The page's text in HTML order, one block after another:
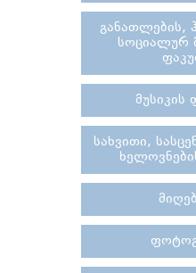
განათლების,
სოციალურ
მუსიკის
სახვითი,